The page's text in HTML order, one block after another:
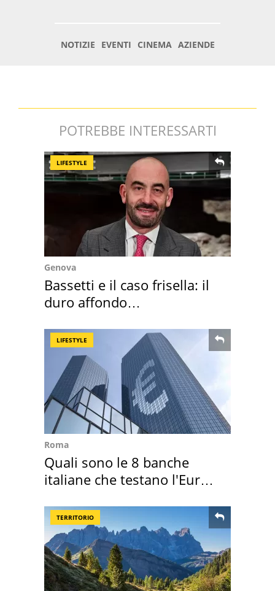
POTREBBE INTERESSARTI
LIFESTYLE
Genova
Bassetti e il caso frisella: il
duro affondo
LIFESTYLE
Roma
Quali sono le 8 banche
italiane che testano l'Euro
TERRITORIO